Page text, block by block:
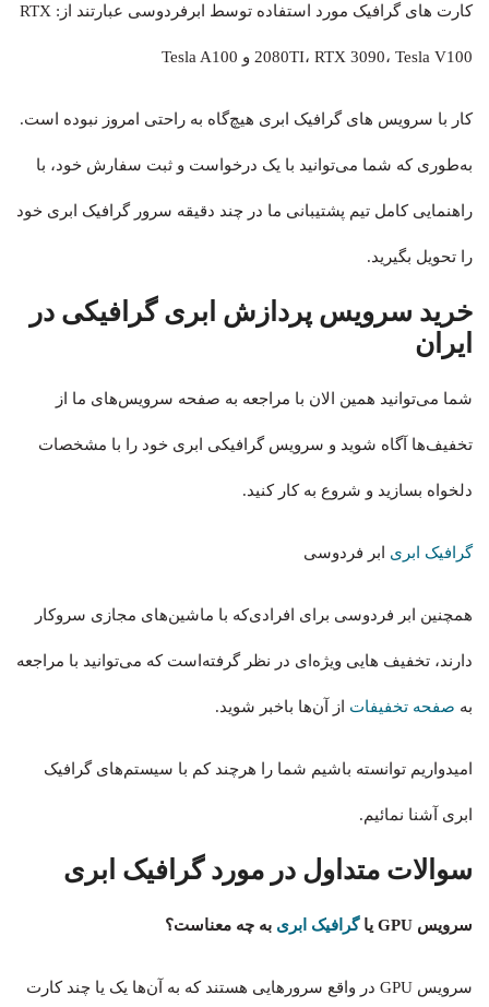
کارت های گرافیک مورد استفاده توسط ابر‌فردوسی عبارتند از: RTX
2080TI، RTX 3090، Tesla V100 و Tesla A100
کار با سرویس های گرافیک ابری هیچ‌گاه به راحتی امروز نبوده است.
به‌طوری که شما می‌توانید با یک درخواست و ثبت سفارش خود، با
راهنمایی کامل تیم پشتیبانی ما در چند دقیقه سرور گرافیک ابری خود
را تحویل بگیرید.
خرید سرویس پردازش ابری گرافیکی در
ایران
شما می‌توانید همین الان با مراجعه به صفحه سرویس‌های ما از
تخفیف‌ها آگاه شوید و سرویس گرافیکی ابری خود را با مشخصات
دلخواه بسازید و شروع به کار کنید.
گرافیک ابری ابر فردوسی
همچنین ابر فردوسی برای افرادی‌که با ماشین‌های مجازی سروکار
دارند، تخفیف هایی ویژه‌ای در نظر گرفته‌است که می‌توانید با مراجعه
به صفحه تخفیفات از آن‌ها باخبر شوید.
امیدواریم توانسته باشیم شما را هرچند کم با سیستم‌های گرافیک
ابری آشنا نمائیم.
سوالات متداول در مورد گرافیک ابری
سرویس GPU یا گرافیک ابری به چه معناست؟
سرویس GPU در واقع سرورهایی هستند که به آن‌ها یک یا چند کارت